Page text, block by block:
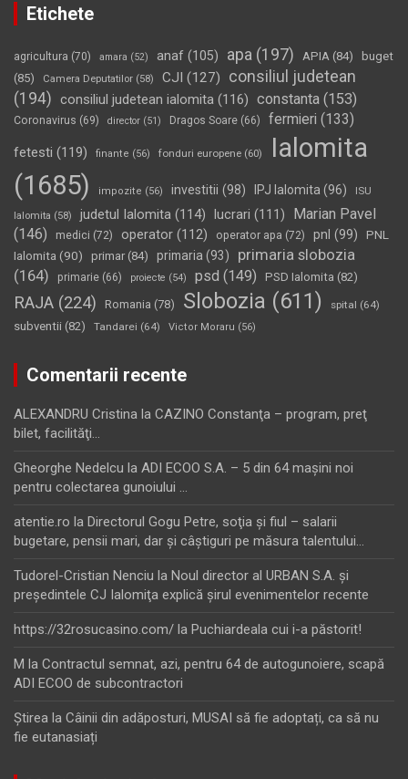
Etichete
agricultura (70) amara (52) anaf (105) apa (197) APIA (84)
buget
(85)
Camera Deputatilor (58) CJI (127)
consiliul judetean
(194) consiliul judetean ialomita (116) constanta (153)
Coronavirus (69) director (51) Dragos Soare (66) fermieri (133)
fetesti (119) finante (56) fonduri europene (60)
Ialomita
(1685)
impozite (56) investitii (98) IPJ Ialomita (96) ISU
Ialomita (58) judetul Ialomita (114) lucrari (111)
Marian Pavel
(146)
medici (72) operator (112) operator apa (72) pnl (99)
PNL
Ialomita (90) primar(84) primaria (93)
primaria slobozia
(164)
primarie (66) proiecte (54) psd (149) PSD Ialomita (82)
RAJA (224) Romania (78) Slobozia (611) spital (64)
subventii (82) Tandarei (64) Victor Moraru (56)
Comentarii recente
ALEXANDRU Cristina la CAZINO Constanţa – program, preţ
bilet, facilităţi…
Gheorghe Nedelcu la ADI ECOO S.A. – 5 din 64 maşini noi
pentru colectarea gunoiului …
atentie.ro la Directorul Gogu Petre, soţia şi fiul – salarii
bugetare, pensii mari, dar şi câştiguri pe măsura talentului…
Tudorel-Cristian Nenciu la Noul director al URBAN S.A. şi
preşedintele CJ Ialomiţa explică şirul evenimentelor recente
https://32rosucasino.com/ la Puchiardeala cui i-a păstorit!
M la Contractul semnat, azi, pentru 64 de autogunoiere, scapă
ADI ECOO de subcontractori
Ştirea la Câinii din adăposturi, MUSAI să fie adoptați, ca să nu
fie eutanasiați